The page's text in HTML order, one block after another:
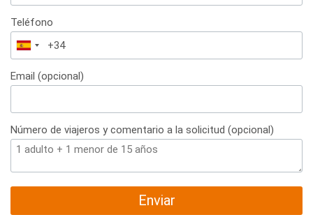
Teléfono
España
+34
Email (opcional)
Número de viajeros y comentario a la solicitud (opcional)
Enviar